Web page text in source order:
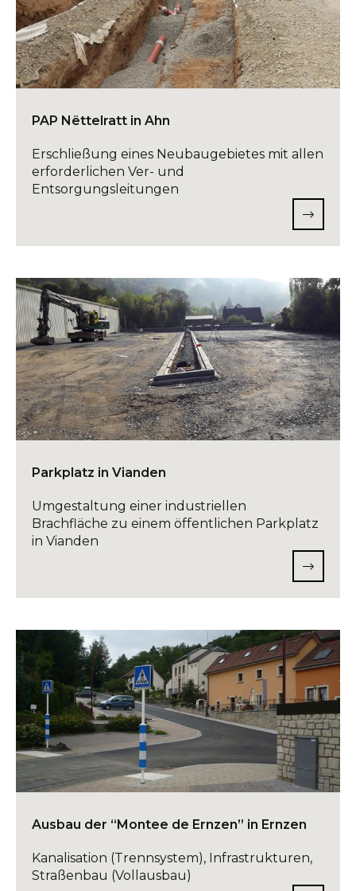
PAP Nëttelratt in Ahn
Erschließung eines Neubaugebietes mit allen
erforderlichen Ver- und
Entsorgungsleitungen
Parkplatz in Vianden
Umgestaltung einer industriellen
Brachfläche zu einem öffentlichen Parkplatz
in Vianden
Ausbau der “Montee de Ernzen” in Ernzen
Kanalisation (Trennsystem), Infrastrukturen,
Straßenbau (Vollausbau)